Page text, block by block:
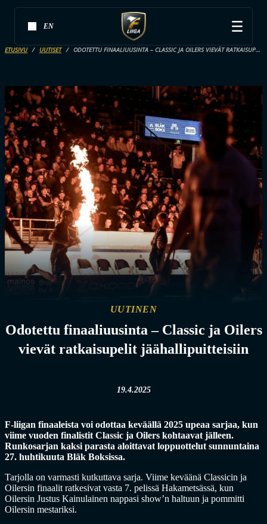
EN
ETUSIVU UUTISET ODOTETTU FINAALIUUSINTA – CLASSIC JA OILERS VIEVÄT RATKAISUPELIT JÄÄHALLIPUITTEISIIN
UUTINEN
Odotettu finaaliuusinta – Classic ja Oilers
vievät ratkaisupelit jäähallipuitteisiin
19.4.2025
F-liigan finaaleista voi odottaa keväällä 2025 upeaa sarjaa, kun
viime vuoden finalistit Classic ja Oilers kohtaavat jälleen.
Runkosarjan kaksi parasta aloittavat loppuottelut sunnuntaina
27. huhtikuuta Bläk Boksissa.
Tarjolla on varmasti kutkuttava sarja. Viime keväänä Classicin ja
Oilersin finaalit ratkesivat vasta 7. pelissä Hakametsässä, kun
Oilersin Justus Kainulainen nappasi show’n haltuun ja pommitti
Oilersin mestariksi.